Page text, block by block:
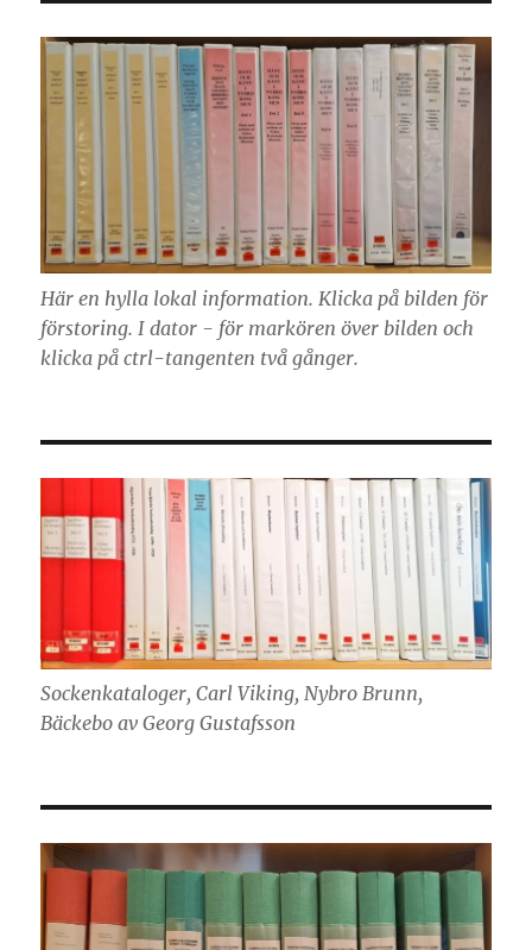
Här en hylla lokal information. Klicka på bilden för
förstoring. I dator - för markören över bilden och
klicka på ctrl-tangenten två gånger.
Sockenkataloger, Carl Viking, Nybro Brunn,
Bäckebo av Georg Gustafsson